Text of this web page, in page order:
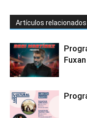
Artículos relacionados